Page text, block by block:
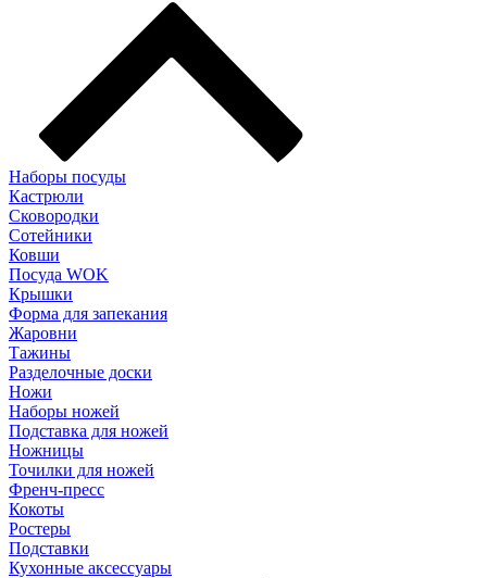
Наборы посуды
Кастрюли
Сковородки
Сотейники
Ковши
Посуда WOK
Крышки
Форма для запекания
Жаровни
Тажины
Разделочные доски
Ножи
Наборы ножей
Подставка для ножей
Ножницы
Точилки для ножей
Френч-пресс
Кокоты
Ростеры
Подставки
Кухонные аксессуары